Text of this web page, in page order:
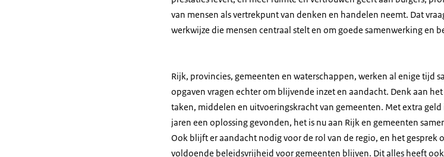
van mensen als vertrekpunt van denken en handelen neemt. Dat
werkwijze die mensen centraal stelt en om goede samenwerking en
Rijk, provincies, gemeenten en waterschappen, werken al enige tijd
opgaven vragen echter om blijvende inzet en aandacht. Denk aan
taken, middelen en uitvoeringskracht van gemeenten. Met extra
jaren een oplossing gevonden, het is nu aan Rijk en gemeenten
Ook blijft er aandacht nodig voor de rol van de regio, en het gesprek
voldoende beleidsvrijheid voor gemeenten blijven. Dit alles heeft